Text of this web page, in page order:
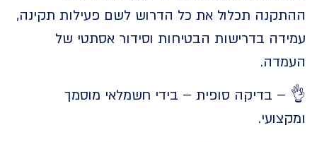
תכלול את כל הדרוש לשם פעילות תקינה,
בדרישות הבטיחות וסידור אסתטי של
בדיקה סופית – בידי חשמלאי מוסמך